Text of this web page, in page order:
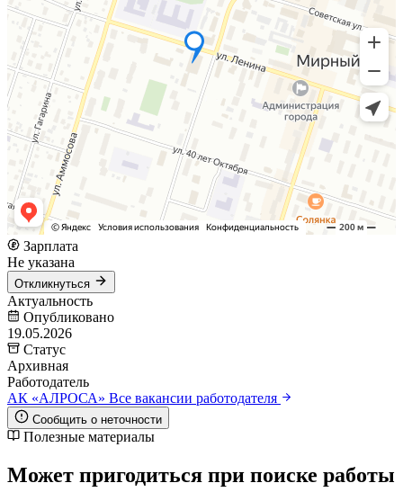
Зарплата
Не указана
Откликнуться
Актуальность
Опубликовано
19.05.2026
Статус
Архивная
Работодатель
АК «АЛРОСА» Все вакансии работодателя
Сообщить о неточности
Полезные материалы
Может пригодиться при поиске работы